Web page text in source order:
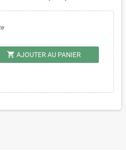
shopping_cart AJOUTER AU PANIER